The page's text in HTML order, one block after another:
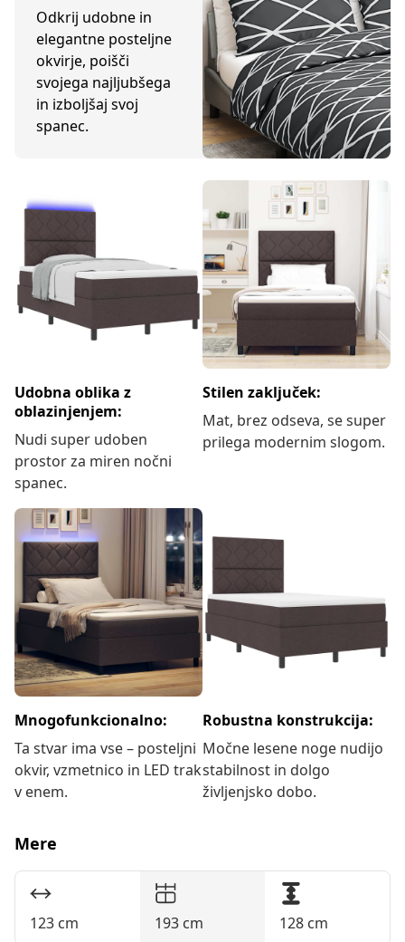
Odkrij udobne in
elegantne posteljne
okvirje, poišči
svojega najljubšega
in izboljšaj svoj
spanec.
Udobna oblika z
oblazinjenjem:
Nudi super udoben
prostor za miren nočni
spanec.
Stilen zaključek:
Mat, brez odseva, se super
prilega modernim slogom.
Mnogofunkcionalno:
Ta stvar ima vse – posteljni
okvir, vzmetnico in LED trak
v enem.
Robustna konstrukcija:
Močne lesene noge nudijo
stabilnost in dolgo
življenjsko dobo.
Mere
123 cm 193 cm 128 cm